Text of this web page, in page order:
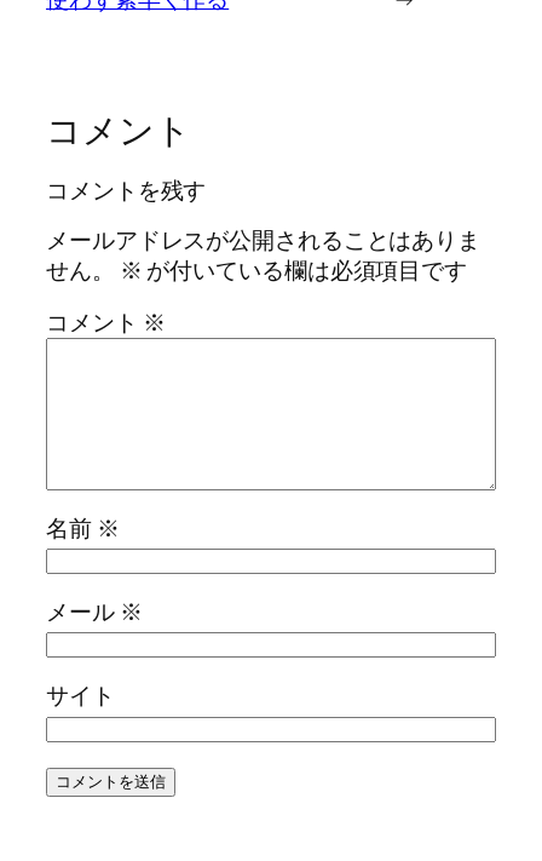
コメント
コメントを残す
メールアドレスが公開されることはありま
せん。
※ が付いている欄は必須項目です
コメント ※
名前 ※
メール ※
サイト